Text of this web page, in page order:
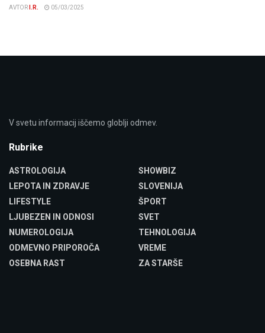
AVTOR I.R. 05/03/2025
V svetu informacij iščemo globlji odmev.
Rubrike
ASTROLOGIJA
LEPOTA IN ZDRAVJE
LIFESTYLE
LJUBEZEN IN ODNOSI
NUMEROLOGIJA
ODMEVNO PRIPOROČA
OSEBNA RAST
SHOWBIZ
SLOVENIJA
ŠPORT
SVET
TEHNOLOGIJA
VREME
ZA STARŠE